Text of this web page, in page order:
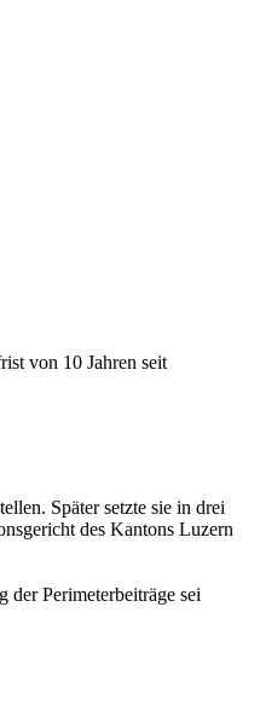
von 10 Jahren seit
Später setzte sie in drei
des Kantons Luzern
Perimeterbeiträge sei